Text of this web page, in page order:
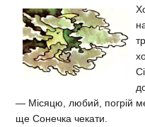
— Місяцю, любий, погрій
ще Сонечка чекати.